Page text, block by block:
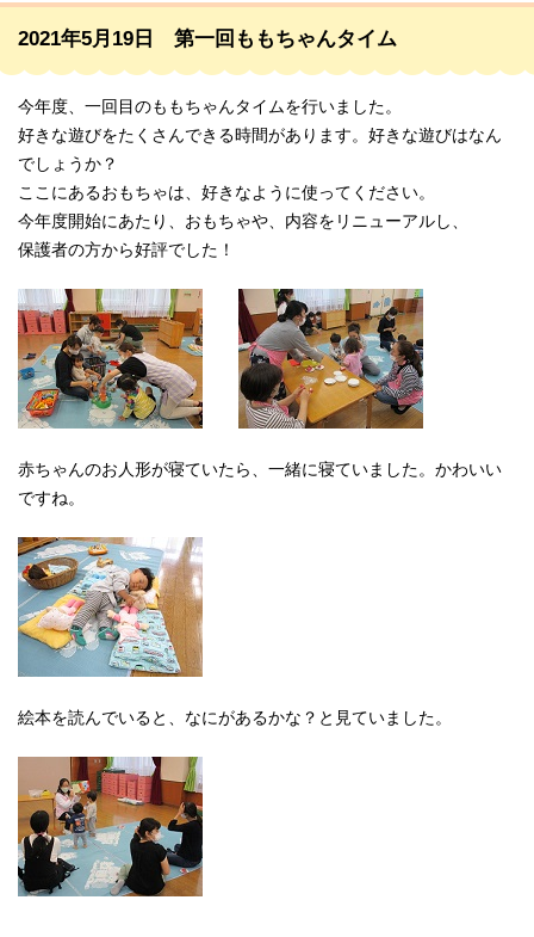
2021年5月19日 第一回ももちゃんタイム
今年度、一回目のももちゃんタイムを行いました。
好きな遊びをたくさんできる時間があります。好きな遊びはなん
でしょうか？
ここにあるおもちゃは、好きなように使ってください。
今年度開始にあたり、おもちゃや、内容をリニューアルし、
保護者の方から好評でした！
赤ちゃんのお人形が寝ていたら、一緒に寝ていました。かわいい
ですね。
絵本を読んでいると、なにがあるかな？と見ていました。